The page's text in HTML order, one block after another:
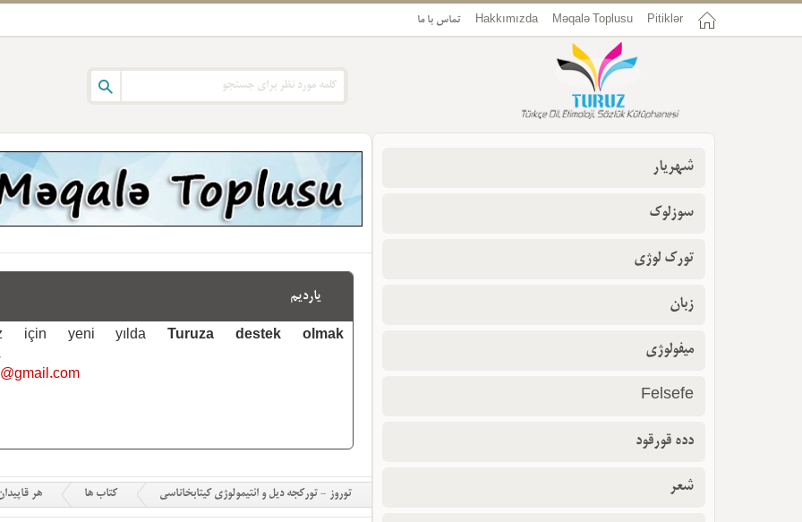
Pitiklər
Məqalə Toplusu
Hakkımızda تماس با ما
یاردیم
için yeni yılda
Turuza destek olmak
توروز - تورکجه دیل و ائتیمولوژی کیتابخاناسی کتاب ها هر
شهریار
سوزلوک
تورک لوژی
زبان
میفولوژی
Felsefe
دده قورقود
شعر